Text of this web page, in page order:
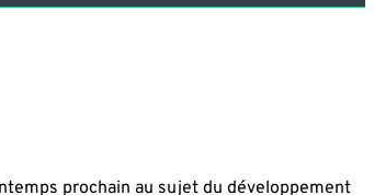
prochain au sujet du développement